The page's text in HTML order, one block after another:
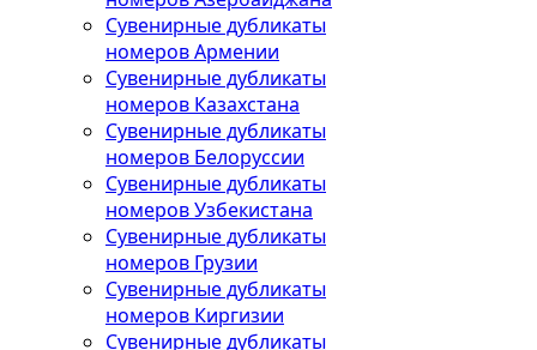
Сувенирные дубликаты
номеров Армении
Сувенирные дубликаты
номеров Казахстана
Сувенирные дубликаты
номеров Белоруссии
Сувенирные дубликаты
номеров Узбекистана
Сувенирные дубликаты
номеров Грузии
Сувенирные дубликаты
номеров Киргизии
Сувенирные дубликаты